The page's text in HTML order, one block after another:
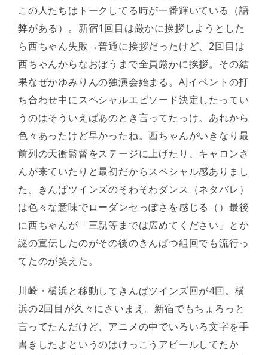
この人たちはトークしてる時が一番輝いている（語
弊がある）。新宿1回目は厳かに挨拶しようとした
ら西ちゃん失敗→普通に挨拶だったけど、2回目は
西ちゃんからなおぼうまで全員厳かに挨拶。その結
果なぜかゆみりんの独演会始まる。AJイベントの打
ち合わせ中にスペシャルエピソード決定したってい
うのはそういえばあのとき言ってたっけ。あれから
色々あったけど早かったね。西ちゃんがいきなり最
前列の天衝監督をステージに上げたり、キャロンさ
んが来ていたりと最初だからスペシャル感ありまし
た。きんぱツインズのそわそわダンス（ネタバレ）
は色々な意味でローダンセっぽさを感じる（）最後
に西ちゃんが「三親等までは広めてください」とか
謎の宣伝したのがその後のきんぱつ組回でも流行っ
てたのが笑えた。
川崎・横浜と移動してきんぱツインズ回が4回。横
浜の2回目が久々にさいまえ。新宿でもちょろっと
言ってたんだけど、アニメの中でいろいろ文字を手
書きしたよというのはけっこうアピールしてたか